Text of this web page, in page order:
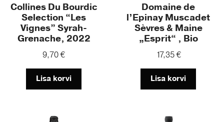
Collines Du Bourdic
Selection “Les
Vignes” Syrah-
Grenache, 2022
9,70€
Lisa korvi
Domaine de
l’Epinay Muscadet
Sèvres & Maine
„Esprit“ , Bio
17,35€
Lisa korvi